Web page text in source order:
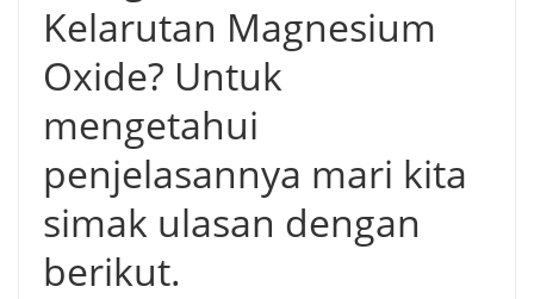
Kelarutan Magnesium
Oxide? Untuk
mengetahui
penjelasannya mari kita
simak ulasan dengan
berikut.